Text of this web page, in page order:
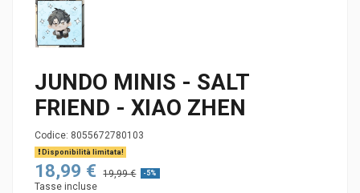
JUNDO MINIS - SALT
FRIEND - XIAO ZHEN
Codice: 8055672780103
Disponibilità limitata!
18,99 € 19,99 € -5%
Tasse incluse